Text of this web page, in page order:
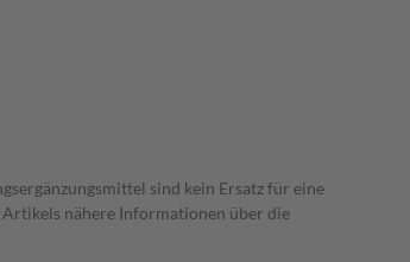
sind kein Ersatz für eine
Artikels nähere Informationen über die